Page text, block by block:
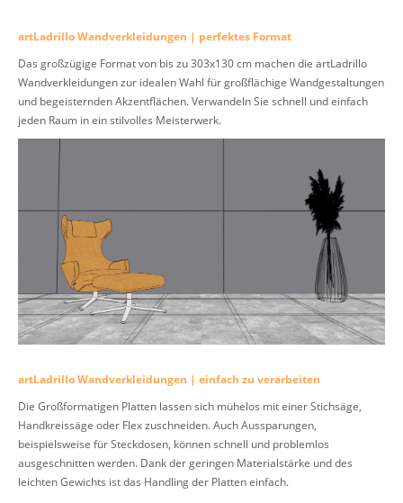
artLadrillo Wandverkleidungen | perfektes Format
Das großzügige Format von bis zu 303x130 cm machen die artLadrillo
Wandverkleidungen zur idealen Wahl für großflächige Wandgestaltungen
und begeisternden Akzentflächen. Verwandeln Sie schnell und einfach
jeden Raum in ein stilvolles Meisterwerk.
artLadrillo Wandverkleidungen | einfach zu verarbeiten
Die Großformatigen Platten lassen sich mühelos mit einer Stichsäge,
Handkreissäge oder Flex zuschneiden. Auch Aussparungen,
beispielsweise für Steckdosen, können schnell und problemlos
ausgeschnitten werden. Dank der geringen Materialstärke und des
leichten Gewichts ist das Handling der Platten einfach.